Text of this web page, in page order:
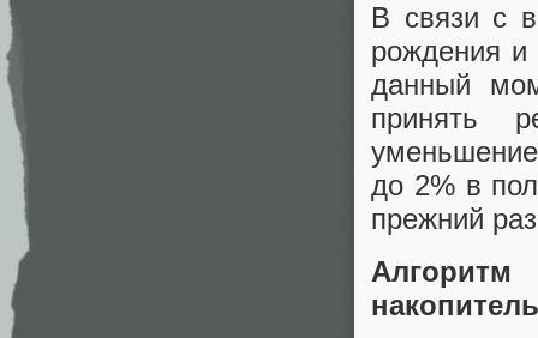
В связи с
рождения и
данный
принять
до 2% в
прежний
Алгоритм